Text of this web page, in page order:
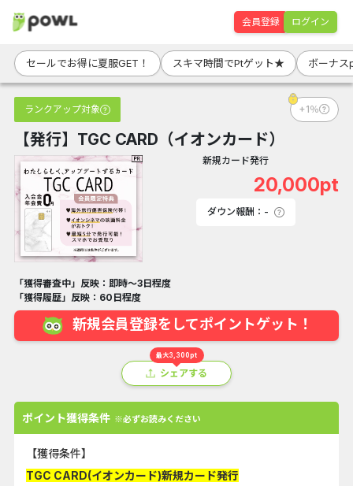
会員登録 ログイン
セールでお得に夏服GET！ スキマ時間でPtゲット★ ボーナ
ランクアップ対象 +1％
【発行】TGC CARD（イオンカード）
新規カード発行
20,000pt
ダウン報酬：-
「獲得審査中」反映：即時～3日程度
「獲得履歴」反映：60日程度
新規会員登録をしてポイントゲット！
最大3,300pt
シェアする
ポイント獲得条件 ※必ずお読みください
【獲得条件】
TGC CARD(イオンカード)新規カード発行